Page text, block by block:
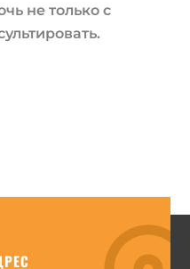
не только с